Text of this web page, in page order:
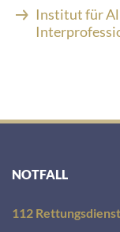
A
d
e
Institut für
NOTFALL
112 Rettungsdienst